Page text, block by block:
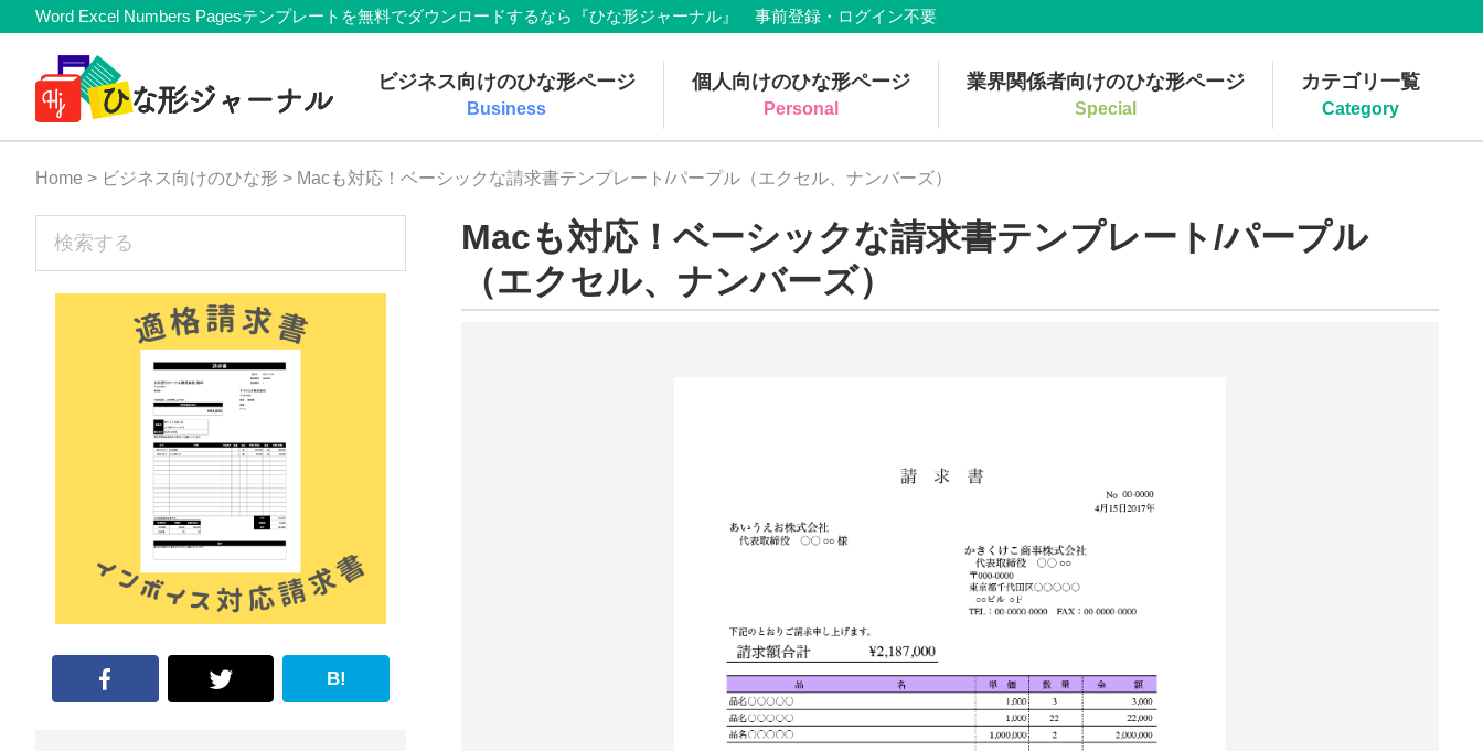
Skip
primary
navigation
Skip
content
Skip
primary
sidebar
Skip
footer
Member
Navigation
Word Excel Numbers Pagesテンプレートを無料でダウンロードするなら『ひな形ジャーナル』 事前登録・ログイン不要
料
テ
ン
レ
形
ジ
ャ
ー
ナ
ビジネス向けのひな形ページ
Business
個人向けのひな形ページ
Personal
業界関係者向けのひな形ページ
Special
カテゴリ一覧
Category
Home > ビジネス向けのひな形 > Macも対応！ベーシックな請求書テンプレート/パープル（エクセル、ナンバーズ）
Macも対応！ベーシックな請求書テンプレート/パープル
（エクセル、ナンバーズ）
sidebar
B!